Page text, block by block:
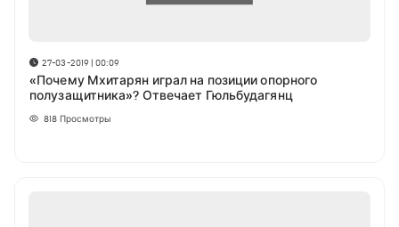
27-03-2019 | 00:09
«Почему Мхитарян играл на позиции опорного
полузащитника»? Отвечает Гюльбудагянц
818 Просмотры